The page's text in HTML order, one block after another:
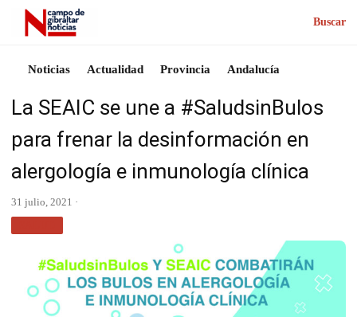
Buscar
Noticias Actualidad Provincia Andalucía
La SEAIC se une a #SaludsinBulos
para frenar la desinformación en
alergología e inmunología clínica
31 julio, 2021 ·